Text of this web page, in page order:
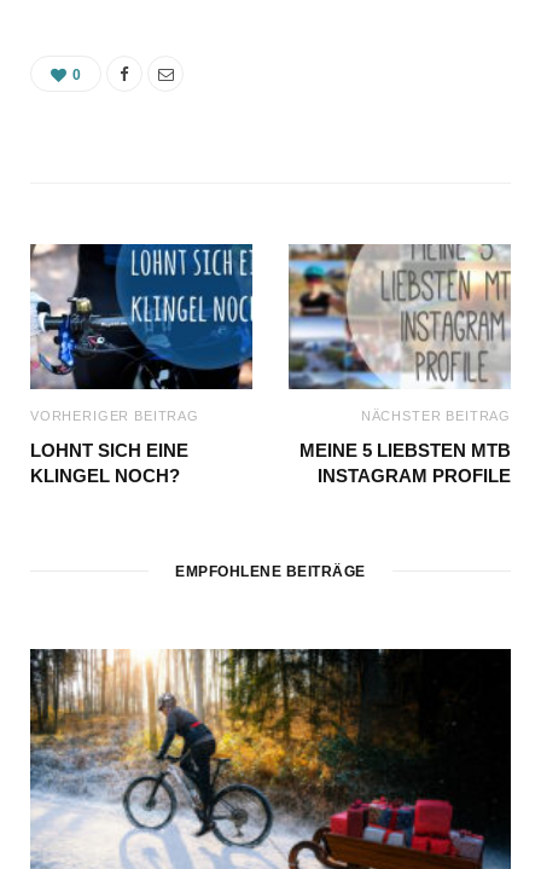
0
VORHERIGER BEITRAG
LOHNT SICH EINE
KLINGEL NOCH?
NÄCHSTER BEITRAG
MEINE 5 LIEBSTEN MTB
INSTAGRAM PROFILE
EMPFOHLENE BEITRÄGE